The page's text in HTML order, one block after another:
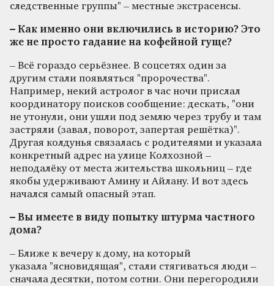
следственные группы" – местные экстрасенсы.
– Как именно они включились в историю? Это
же не просто гадание на кофейной гуще?
– Всё гораздо серьёзнее. В соцсетях один за
другим стали появляться "пророчества".
Например, некий астролог в час ночи прислал
координатору поисков сообщение: дескать, "они
не утонули, они ушли под землю через трубу и там
застряли (завал, поворот, запертая решётка)".
Другая колдунья связалась с родителями и указала
конкретный адрес на улице Колхозной –
неподалёку от места жительства школьниц – где
якобы удерживают Амину и Айлану. И вот здесь
начался самый опасный этап.
– Вы имеете в виду попытку штурма частного
дома?
– Ближе к вечеру к дому, на который
указала "ясновидящая", стали стягиваться люди –
сначала десятки, потом сотни. Они перегородили